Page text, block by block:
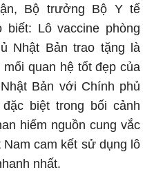
Bộ trưởng Bộ Y tế
biết: Lô vaccine phòng
Nhật Bản trao tặng là
quan hệ tốt đẹp của
Bản với Chính phủ
biệt trong bối cảnh
hiếm nguồn cung vắc
cam kết sử dụng lô
nhất.